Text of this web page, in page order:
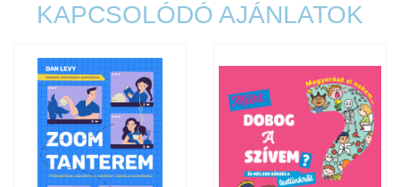
KAPCSOLÓDÓ AJÁNLATOK